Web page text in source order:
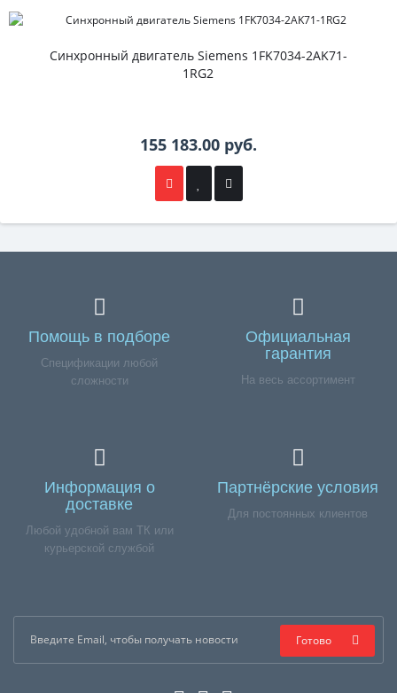
Синхронный двигатель Siemens 1FK7034-2AK71-
1RG2
155 183.00 руб.
Помощь в подборе
Спецификации любой
сложности
Официальная
гарантия
На весь ассортимент
Информация о
доставке
Любой удобной вам ТК или
курьерской службой
Партнёрские условия
Для постоянных клиентов
Готово